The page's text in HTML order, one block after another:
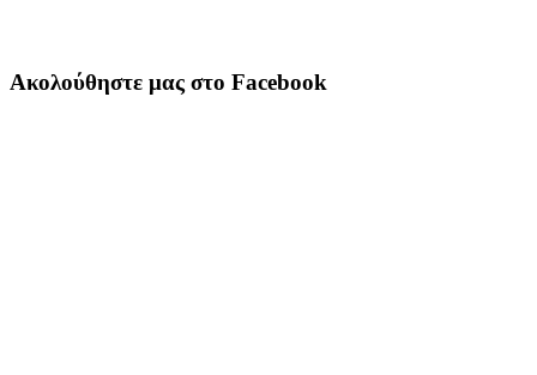
Ακολούθηστε μας στο Facebook